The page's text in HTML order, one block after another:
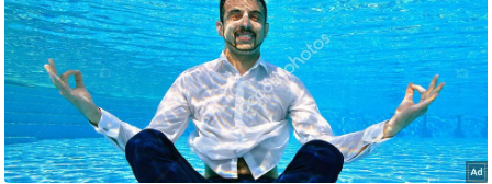
नी
ति
वि
ष
ण